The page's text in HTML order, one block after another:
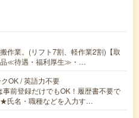
作業。(リフト7割、軽作業2割)【取
品≪待遇・福利厚生≫・…
OK / 英語力不要
前登録だけでもOK！履歴書不要で
氏名・職種などを入力す…